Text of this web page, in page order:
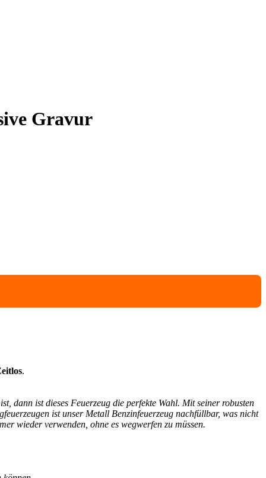
Gravur
.
dann ist dieses Feuerzeug die perfekte Wahl. Mit seiner robusten
ist unser Metall Benzinfeuerzeug nachfüllbar, was nicht
wieder verwenden, ohne es wegwerfen zu müssen.